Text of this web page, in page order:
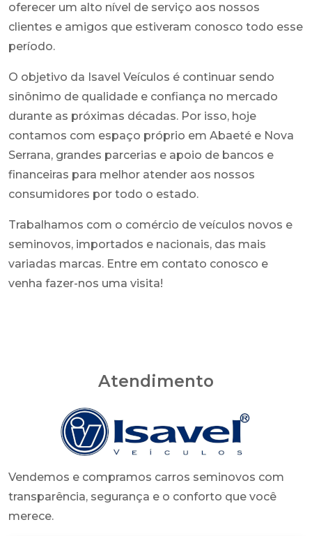
oferecer um alto nível de serviço aos nossos
clientes e amigos que estiveram conosco todo esse
período.
O objetivo da Isavel Veículos é continuar sendo
sinônimo de qualidade e confiança no mercado
durante as próximas décadas. Por isso, hoje
contamos com espaço próprio em Abaeté e Nova
Serrana, grandes parcerias e apoio de bancos e
financeiras para melhor atender aos nossos
consumidores por todo o estado.
Trabalhamos com o comércio de veículos novos e
seminovos, importados e nacionais, das mais
variadas marcas. Entre em contato conosco e
venha fazer-nos uma visita!
Atendimento
Vendemos e compramos carros seminovos com
transparência, segurança e o conforto que você
merece.